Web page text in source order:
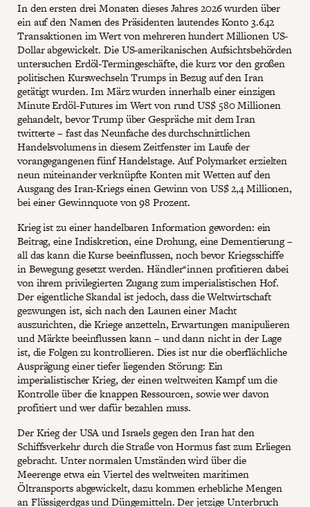
In den ersten drei Monaten dieses Jahres 2026 wurden über
ein auf den Namen des Präsidenten lautendes Konto 3.642
Transaktionen im Wert von mehreren hundert Millionen US-
Dollar abgewickelt. Die US-amerikanischen Aufsichtsbehörden
untersuchen Erdöl-Termingeschäfte, die kurz vor den großen
politischen Kurswechseln Trumps in Bezug auf den Iran
getätigt wurden. Im März wurden innerhalb einer einzigen
Minute Erdöl-Futures im Wert von rund US$ 580 Millionen
gehandelt, bevor Trump über Gespräche mit dem Iran
twitterte – fast das Neunfache des durchschnittlichen
Handelsvolumens in diesem Zeitfenster im Laufe der
vorangegangenen fünf Handelstage. Auf Polymarket erzielten
neun miteinander verknüpfte Konten mit Wetten auf den
Ausgang des Iran-Kriegs einen Gewinn von US$ 2,4 Millionen,
bei einer Gewinnquote von 98 Prozent.
Krieg ist zu einer handelbaren Information geworden: ein
Beitrag, eine Indiskretion, eine Drohung, eine Dementierung –
all das kann die Kurse beeinflussen, noch bevor Kriegsschiffe
in Bewegung gesetzt werden. Händler*innen profitieren dabei
von ihrem privilegierten Zugang zum imperialistischen Hof.
Der eigentliche Skandal ist jedoch, dass die Weltwirtschaft
gezwungen ist, sich nach den Launen einer Macht
auszurichten, die Kriege anzetteln, Erwartungen manipulieren
und Märkte beeinflussen kann – und dann nicht in der Lage
ist, die Folgen zu kontrollieren. Dies ist nur die oberflächliche
Ausprägung einer tiefer liegenden Störung: Ein
imperialistischer Krieg, der einen weltweiten Kampf um die
Kontrolle über die knappen Ressourcen, sowie wer davon
profitiert und wer dafür bezahlen muss.
Der Krieg der USA und Israels gegen den Iran hat den
Schiffsverkehr durch die Straße von Hormus fast zum Erliegen
gebracht. Unter normalen Umständen wird über die
Meerenge etwa ein Viertel des weltweiten maritimen
Öltransports abgewickelt, dazu kommen erhebliche Mengen
an Flüssigerdgas und Düngemitteln. Der jetzige Unterbruch